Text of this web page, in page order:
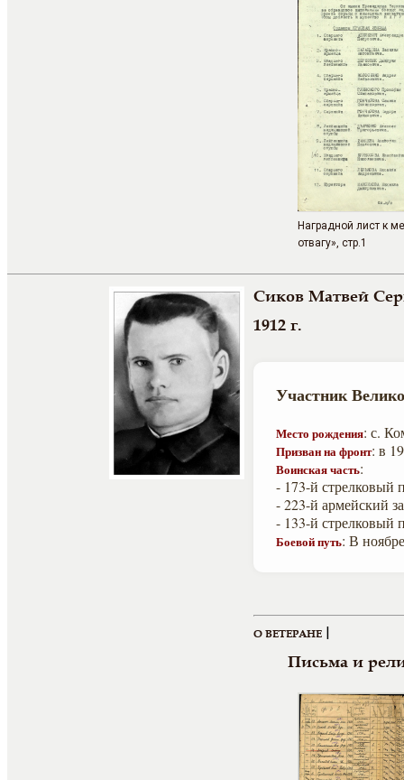
Наградной лист к
отвагу», стр.1
Сиков Матвей
1912 г.
Участник
Место рождения: с.
Призван на фронт: в
Воинская часть:
- 173-й стрелковый
- 223-й армейский
- 133-й стрелковый
Боевой путь: В
О ВЕТЕРАНЕ |
Письма и